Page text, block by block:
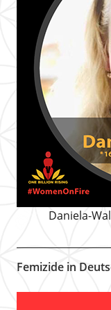
Daniela-
Femizide in